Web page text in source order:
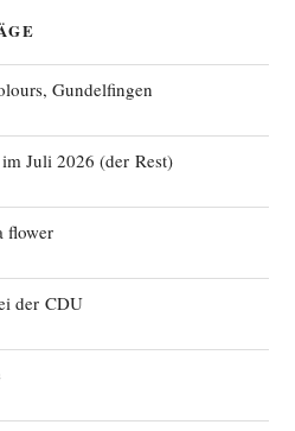
Gundelfingen
Juli 2026 (der Rest)
flower
der CDU